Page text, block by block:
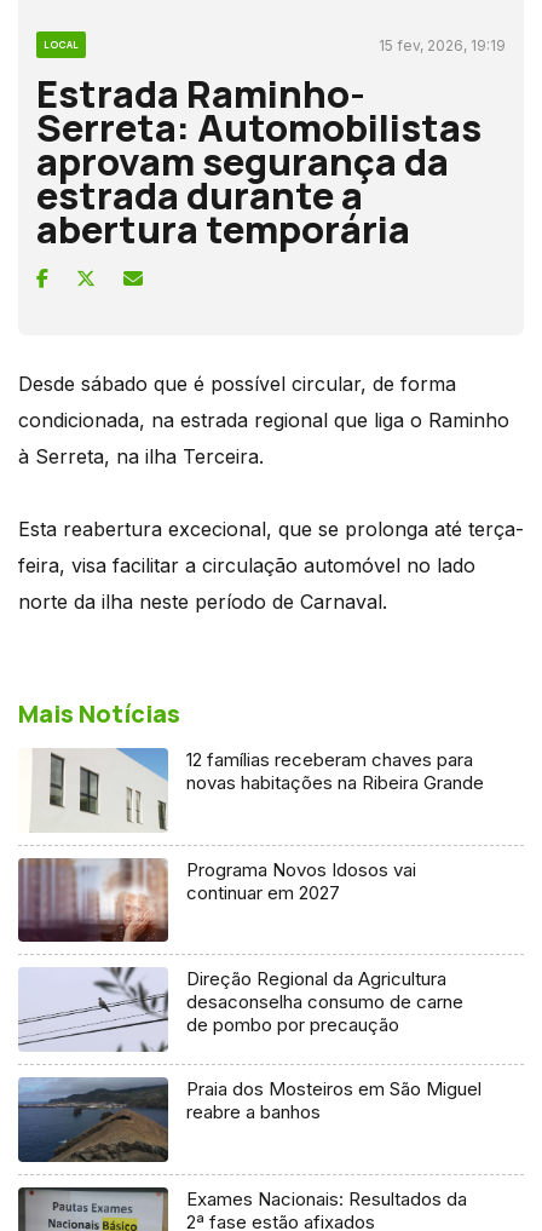
LOCAL 15 fev, 2026, 19:19
Estrada Raminho-
Serreta: Automobilistas
aprovam segurança da
estrada durante a
abertura temporária
Desde sábado que é possível circular, de forma
condicionada, na estrada regional que liga o Raminho
à Serreta, na ilha Terceira.
Esta reabertura excecional, que se prolonga até terça-
feira, visa facilitar a circulação automóvel no lado
norte da ilha neste período de Carnaval.
Mais Notícias
12 famílias receberam chaves para
novas habitações na Ribeira Grande
Programa Novos Idosos vai
continuar em 2027
Direção Regional da Agricultura
desaconselha consumo de carne
de pombo por precaução
Praia dos Mosteiros em São Miguel
reabre a banhos
Exames Nacionais: Resultados da
2ª fase estão afixados